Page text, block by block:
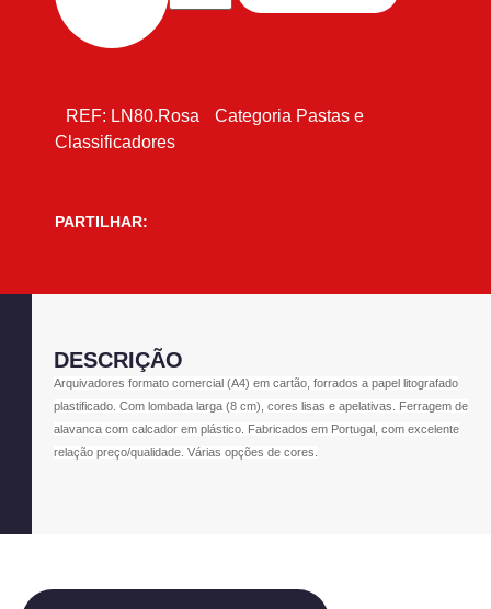
REF: LN80.Rosa Categoria Pastas e
Classificadores
PARTILHAR:
DESCRIÇÃO
Arquivadores formato comercial (A4) em cartão, forrados a papel litografado
plastificado. Com lombada larga (8 cm), cores lisas e apelativas. Ferragem de
alavanca com calcador em plástico. Fabricados em Portugal, com excelente
relação preço/qualidade. Várias opções de cores.